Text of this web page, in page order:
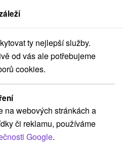
Východné Slovensko
Slovensko
na Slovensku (92)
prenájom(383)
ty nejlepší služby.
od vás ale potřebujeme
cookies.
na webových stránkách a
či reklamu, používáme
Google.